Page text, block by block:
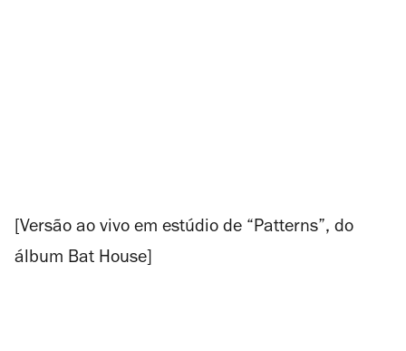
[Versão ao vivo em estúdio de “Patterns”, do
álbum Bat House]